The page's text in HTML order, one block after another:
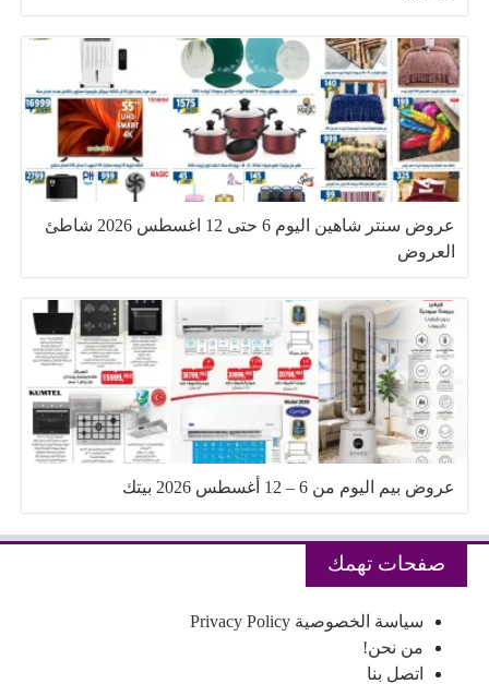
عروض سنتر شاهين اليوم 6 حتى 12 اغسطس 2026 شاطئ
العروض
عروض بيم اليوم من 6 – 12 أغسطس 2026 بيتك
صفحات تهمك
سياسة الخصوصية Privacy Policy
من نحن!
اتصل بنا